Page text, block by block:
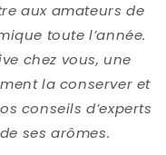
aux amateurs de
toute l’année.
chez vous, une
la conserver et
conseils d’experts
ses arômes.